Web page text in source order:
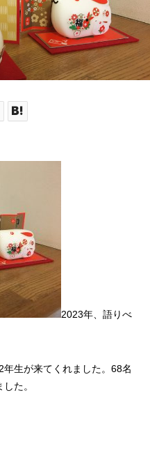
2023年、語りべ
生が来てくれました。68名
た。